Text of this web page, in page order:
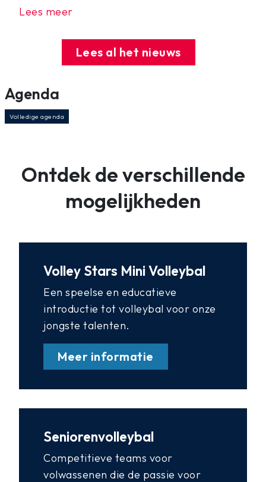
Lees meer
Lees al het nieuws
Agenda
Volledige agenda
Ontdek de verschillende
mogelijkheden
Volley Stars Mini Volleybal
Een speelse en educatieve
introductie tot volleybal voor onze
jongste talenten.
Meer informatie
Seniorenvolleybal
Competitieve teams voor
volwassenen die de passie voor